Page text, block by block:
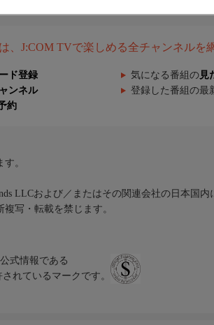
、J:COM TVで楽しめる全チャンネルを
ド登録 気になる番組の 見
ンネル 登録した番組の最
約
。
LLCおよび／またはその関連会社の日本国内
写・転載を禁じます。
式情報である
れているマークです。